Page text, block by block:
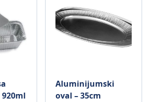
Aluminijumski
oval – 35cm